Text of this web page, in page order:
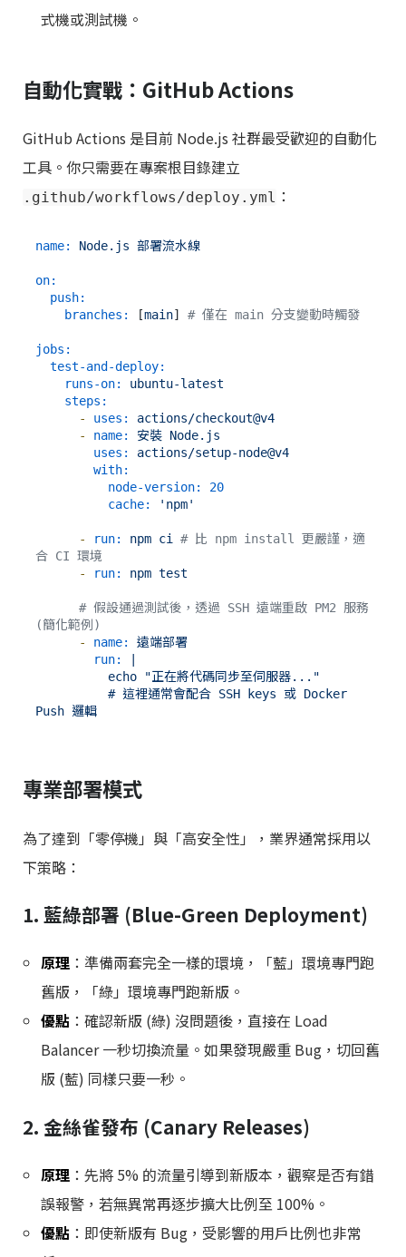
式機或測試機。
自動化實戰：GitHub Actions
GitHub Actions 是目前 Node.js 社群最受歡迎的自動化
工具。你只需要在專案根目錄建立
.github/workflows/deploy.yml ：
name: Node.js 部署流水線
on:
push:
branches:
[main] # 僅在 main 分支變動時觸發
jobs:
test-and-deploy:
runs-on:
ubuntu-latest
steps:
-
uses:
actions/checkout@v4
-
name: 安裝 Node.js
uses:
actions/setup-node@v4
with:
node-version:
20
cache:
'npm'
- run: npm ci # 比 npm install 更嚴謹，適
合 CI 環境
-
run: npm test
# 假設通過測試後，透過 SSH 遠端重啟 PM2 服務
(簡化範例)
-
name:
遠端部署
run:
專業部署模式
為了達到「零停機」與「高安全性」，業界通常採用以
下策略：
1. 藍綠部署 (Blue-Green Deployment)
原理 ：準備兩套完全一樣的環境，「藍」環境專門跑
舊版，「綠」環境專門跑新版。
優點 ：確認新版 (綠) 沒問題後，直接在 Load
Balancer 一秒切換流量。如果發現嚴重 Bug，切回舊
版 (藍) 同樣只要一秒。
2. 金絲雀發布 (Canary Releases)
原理 ：先將 5% 的流量引導到新版本，觀察是否有錯
誤報警，若無異常再逐步擴大比例至 100%。
優點 ：即使新版有 Bug，受影響的用戶比例也非常